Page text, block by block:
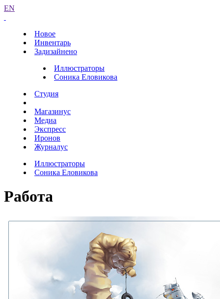
EN
Новое
Инвентарь
Задизайнено
Иллюстраторы
Соника Еловикова
Студия
Магазинус
Медиа
Экспресс
Иронов
Журналус
Иллюстраторы
Соника Еловикова
Работа